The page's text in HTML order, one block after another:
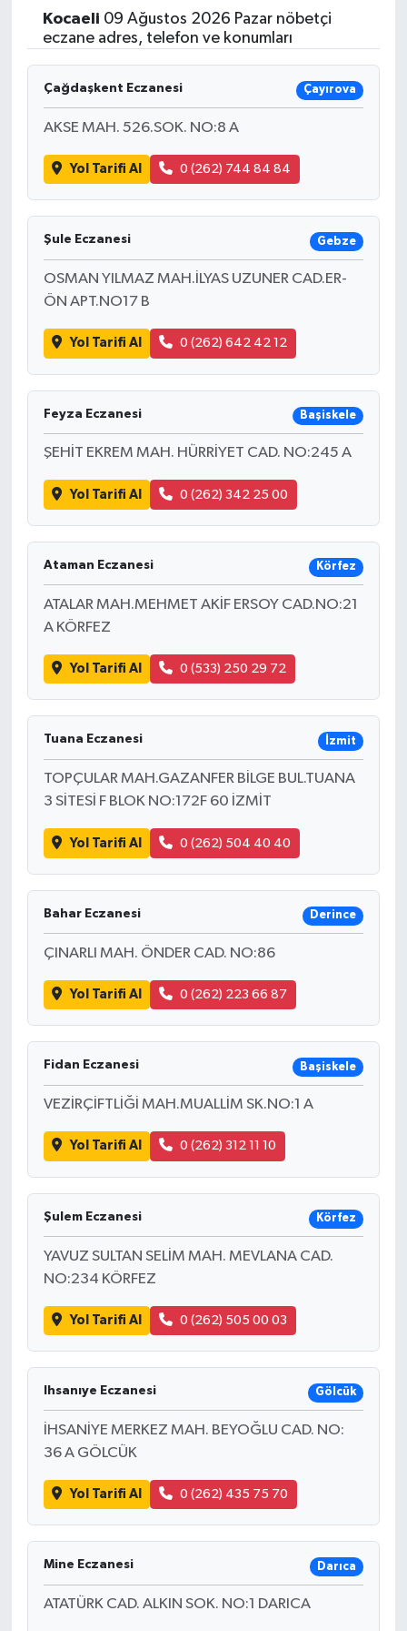
Kocaeli 09 Ağustos 2026 Pazar nöbetçi
eczane adres, telefon ve konumları
Çağdaşkent Eczanesi Çayırova
AKSE MAH. 526.SOK. NO:8 A
Yol Tarifi Al 0 (262) 744 84 84
Şule Eczanesi Gebze
OSMAN YILMAZ MAH.İLYAS UZUNER CAD.ER-
ÖN APT.NO17 B
Yol Tarifi Al 0 (262) 642 42 12
Feyza Eczanesi Başiskele
ŞEHİT EKREM MAH. HÜRRİYET CAD. NO:245 A
Yol Tarifi Al 0 (262) 342 25 00
Ataman Eczanesi Körfez
ATALAR MAH.MEHMET AKİF ERSOY CAD.NO:21
A KÖRFEZ
Yol Tarifi Al 0 (533) 250 29 72
Tuana Eczanesi İzmit
TOPÇULAR MAH.GAZANFER BİLGE BUL.TUANA
3 SİTESİ F BLOK NO:172F 60 İZMİT
Yol Tarifi Al 0 (262) 504 40 40
Bahar Eczanesi Derince
ÇINARLI MAH. ÖNDER CAD. NO:86
Yol Tarifi Al 0 (262) 223 66 87
Fidan Eczanesi Başiskele
VEZİRÇİFTLİĞİ MAH.MUALLİM SK.NO:1 A
Yol Tarifi Al 0 (262) 312 11 10
Şulem Eczanesi Körfez
YAVUZ SULTAN SELİM MAH. MEVLANA CAD.
NO:234 KÖRFEZ
Yol Tarifi Al 0 (262) 505 00 03
Ihsanıye Eczanesi Gölcük
İHSANİYE MERKEZ MAH. BEYOĞLU CAD. NO:
36 A GÖLCÜK
Yol Tarifi Al 0 (262) 435 75 70
Mine Eczanesi Darıca
ATATÜRK CAD. ALKIN SOK. NO:1 DARICA
Yaşam